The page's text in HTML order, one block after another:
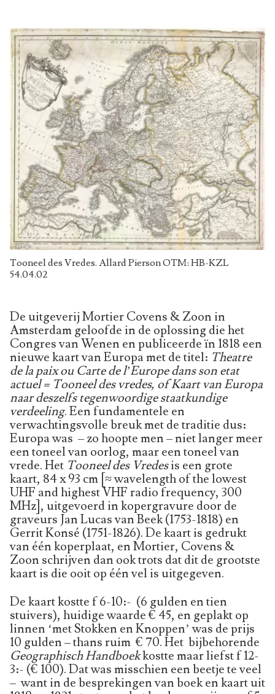
Tooneel des Vredes. Allard Pierson OTM: HB-KZL
54.04.02
De uitgeverij Mortier Covens & Zoon in
Amsterdam geloofde in de oplossing die het
Congres van Wenen en publiceerde ïn 1818 een
nieuwe kaart van Europa met de titel: Theatre
de la paix ou Carte de l’Europe dans son etat
actuel = Tooneel des vredes, of Kaart van Europa
naar deszelfs tegenwoordige staatkundige
verdeeling. Een fundamentele en
verwachtingsvolle breuk met de traditie dus:
Europa was – zo hoopte men – niet langer meer
een toneel van oorlog, maar een toneel van
vrede. Het Tooneel des Vredesis een grote
kaart, 84 x 93 cm [≈ wavelength of the lowest
UHF and highest VHF radio frequency, 300
MHz], uitgevoerd in kopergravure door de
graveurs Jan Lucas van Beek (1753-1818) en
Gerrit Konsé (1751-1826). De kaart is gedrukt
van één koperplaat, en Mortier, Covens &
Zoon schrijven dan ook trots dat dit de grootste
kaart is die ooit op één vel is uitgegeven.
De kaart kostte f 6-10:- (6 gulden en tien
stuivers), huidige waarde € 45, en geplakt op
linnen ‘met Stokken en Knoppen’ was de prijs
10 gulden – thans ruim € 70. Het bijbehorende
Geographisch Handboekkostte maar liefst f 12-
3:- (€ 100). Dat was misschien een beetje te veel
– want in de besprekingen van boek en kaart uit